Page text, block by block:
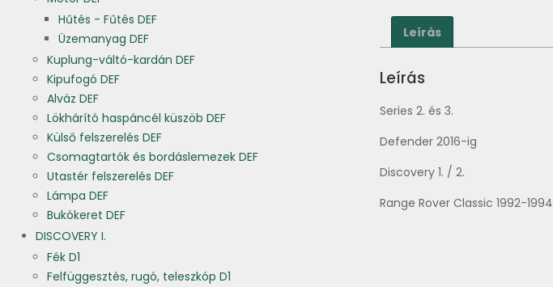
Leírás
Leírás
Series 2. és 3.
Defender 2016-ig
Discovery 1. / 2.
Range Rover Classic 1992-1994
Hűtés - Fűtés DEF
Üzemanyag DEF
Kuplung-váltó-kardán DEF
Kipufogó DEF
Alváz DEF
Lökhárító haspáncél küszöb DEF
Külső felszerelés DEF
Csomagtartók és bordáslemezek DEF
Utastér felszerelés DEF
Lámpa DEF
Bukókeret DEF
DISCOVERY I.
Fék D1
Felfüggesztés, rugó, teleszkóp D1